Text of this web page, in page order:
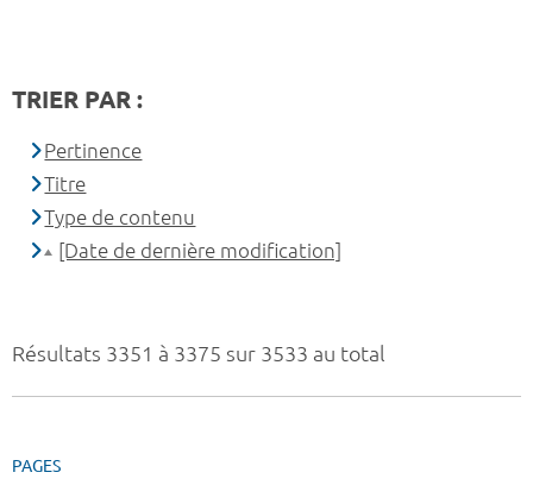
Résultats 3351 à 3375 sur 3533 au total
PAGES
TRIER PAR :
Pertinence
Titre
Type de contenu
[Date de dernière modification]